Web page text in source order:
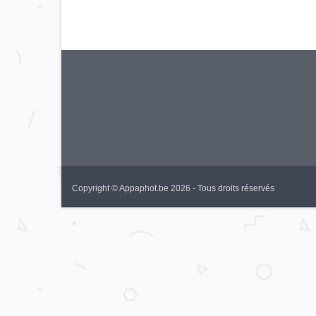
Copyright © Appaphot.be 2026 - Tous droits réservés